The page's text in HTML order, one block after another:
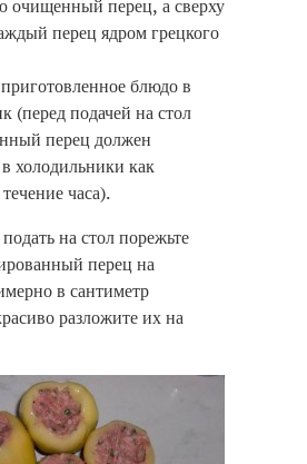
очищенный перец, а сверху
перец ядром грецкого
блюдо в
(перед подачей на стол
перец должен
холодильники как
часа).
на стол порежьте
перец на
в сантиметр
разложите их на